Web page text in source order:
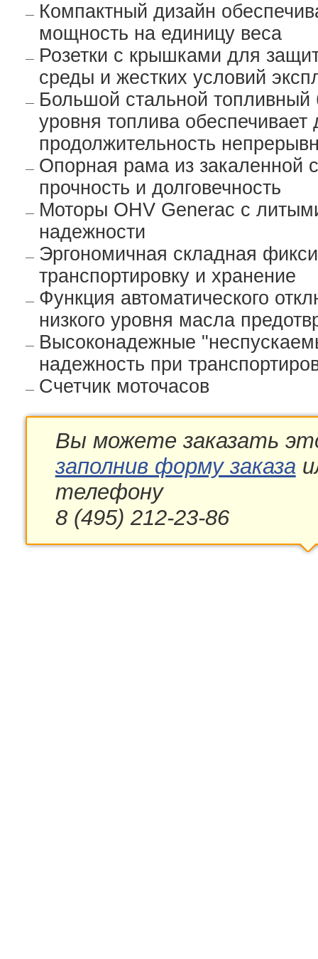
Компактный дизайн
мощность на единицу веса
Розетки с крышками для
среды и жестких условий
Большой стальной
уровня топлива
продолжительность
Опорная рама из закаленной
прочность и долговечность
Моторы OHV Generac с
надежности
Эргономичная складная
транспортировку и хранение
Функция автоматического
низкого уровня масла
Высоконадежные
надежность при
Счетчик моточасов
Вы можете заказать
заполнив форму заказа
телефону
8 (495) 212-23-86